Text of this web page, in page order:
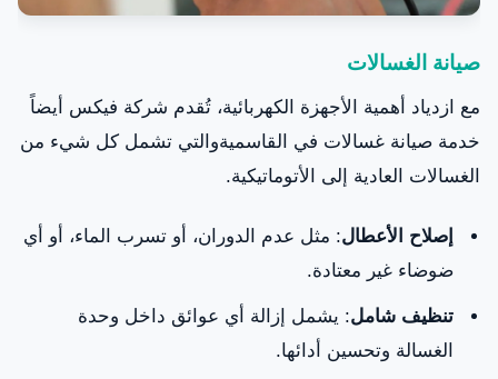
صيانة الغسالات
مع ازدياد أهمية الأجهزة الكهربائية، تُقدم شركة فيكس أيضاً
خدمة صيانة غسالات في القاسميةوالتي تشمل كل شيء من
الغسالات العادية إلى الأتوماتيكية.
إصلاح الأعطال: مثل عدم الدوران، أو تسرب الماء، أو أي
ضوضاء غير معتادة.
تنظيف شامل: يشمل إزالة أي عوائق داخل وحدة
الغسالة وتحسين أدائها.